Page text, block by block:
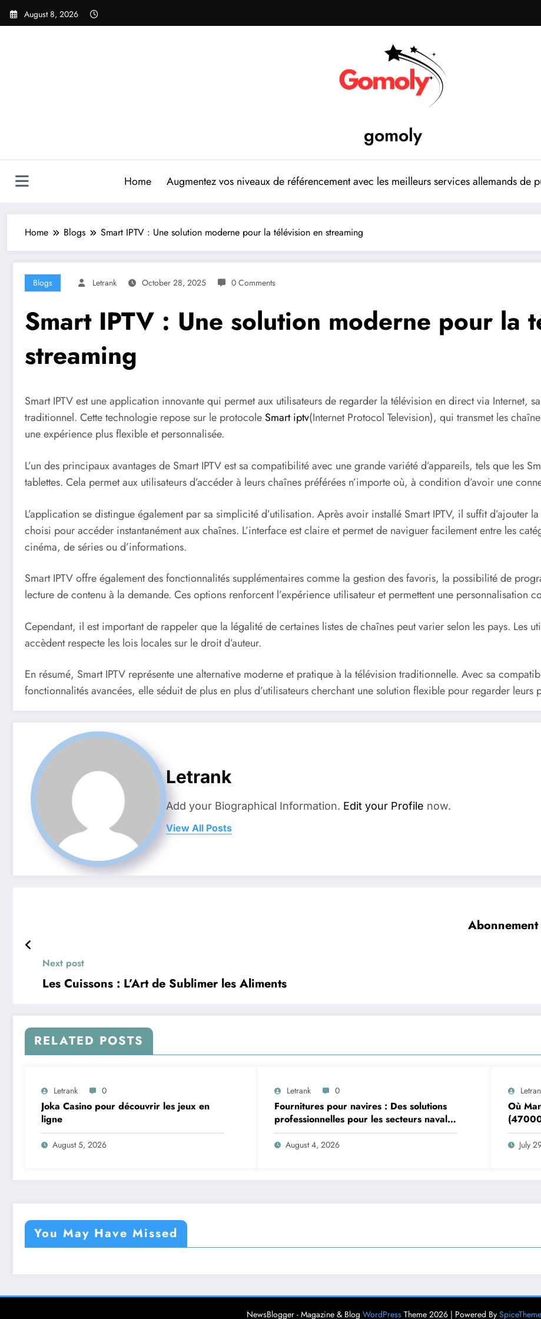
Skip
August 8, 2026
gomoly
Home Augmentez vos niveaux de référencement avec les meilleurs services allemands de
Home Blogs Smart IPTV : Une solution moderne pour la télévision en streaming
Blogs Letrank October 28, 2025 0 Comments
Smart IPTV : Une solution moderne pour la
streaming
Smart IPTV est une application innovante qui permet aux utilisateurs de regarder la télévision en direct via Internet,
traditionnel. Cette technologie repose sur le protocole Smart iptv(Internet Protocol Television), qui transmet les
une expérience plus flexible et personnalisée.
L’un des principaux avantages de Smart IPTV est sa compatibilité avec une grande variété d’appareils, tels que les
tablettes. Cela permet aux utilisateurs d’accéder à leurs chaînes préférées n’importe où, à condition d’avoir une
L’application se distingue également par sa simplicité d’utilisation. Après avoir installé Smart IPTV, il suffit d’ajouter
choisi pour accéder instantanément aux chaînes. L’interface est claire et permet de naviguer facilement entre les
cinéma, de séries ou d’informations.
Smart IPTV offre également des fonctionnalités supplémentaires comme la gestion des favoris, la possibilité de
lecture de contenu à la demande. Ces options renforcent l’expérience utilisateur et permettent une personnalisation
Cependant, il est important de rappeler que la légalité de certaines listes de chaînes peut varier selon les pays. Les
accèdent respecte les lois locales sur le droit d’auteur.
En résumé, Smart IPTV représente une alternative moderne et pratique à la télévision traditionnelle. Avec sa
fonctionnalités avancées, elle séduit de plus en plus d’utilisateurs cherchant une solution flexible pour regarder leurs
Letrank
Add your Biographical Information. Edit your Profile now.
View All Posts
Next post
Les Cuissons : L’Art de Sublimer les Aliments
RELATED POSTS
Letrank 0
Joka Casino pour découvrir les jeux en
ligne
August 5, 2026
Letrank 0
Fournitures pour navires : Des solutions
professionnelles pour les secteurs naval
et offshore
August 4, 2026
Où
Pizza
July
You May Have Missed
NewsBlogger - Magazine & Blog WordPressTheme 2026 | Powered By